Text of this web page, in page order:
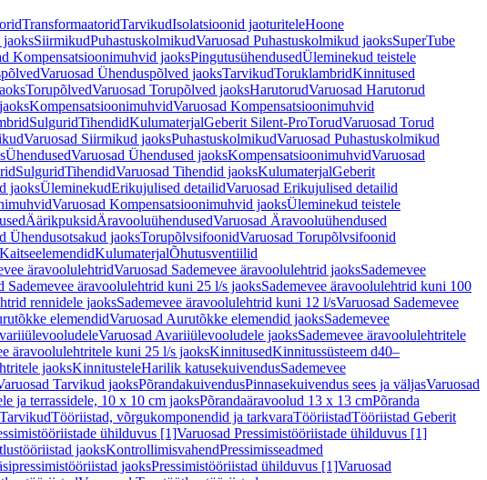
TransformaatoridTarvikudIsolatsioonid jaoturiteleHoone
jaoksSiirmikudPuhastuskolmikudVaruosad Puhastuskolmikud jaoksSuperTube
Kompensatsioonimuhvid jaoksPingutusühendusedÜleminekud teistele
Varuosad Ühenduspõlved jaoksTarvikudToruklambridKinnitused
TorupõlvedVaruosad Torupõlved jaoksHarutorudVaruosad Harutorud
KompensatsioonimuhvidVaruosad Kompensatsioonimuhvid
SulguridTihendidKulumaterjalGeberit Silent-ProTorudVaruosad Torud
Varuosad Siirmikud jaoksPuhastuskolmikudVaruosad Puhastuskolmikud
ÜhendusedVaruosad Ühendused jaoksKompensatsioonimuhvidVaruosad
SulguridTihendidVaruosad Tihendid jaoksKulumaterjalGeberit
jaoksÜleminekudErikujulised detailidVaruosad Erikujulised detailid
Varuosad Kompensatsioonimuhvid jaoksÜleminekud teistele
ÄärikpuksidÄravooluühendusedVaruosad Äravooluühendused
Ühendusotsakud jaoksTorupõlvsifoonidVaruosad Torupõlvsifoonid
KaitseelemendidKulumaterjalÕhutusventiilid
äravoolulehtridVaruosad Sademevee äravoolulehtrid jaoksSademevee
Sademevee äravoolulehtrid kuni 25 l/s jaoksSademevee äravoolulehtrid kuni 100
rennidele jaoksSademevee äravoolulehtrid kuni 12 l/sVaruosad Sademevee
elemendidVaruosad Aurutõkke elemendid jaoksSademevee
Varuosad Avariiülevooludele jaoksSademevee äravoolulehtritele
äravoolulehtritele kuni 25 l/s jaoksKinnitusedKinnitussüsteem d40–
jaoksKinnitusteleHarilik katusekuivendusSademevee
Tarvikud jaoksPõrandakuivendusPinnasekuivendus sees ja väljasVaruosad
ja terrassidele, 10 x 10 cm jaoksPõrandaäravoolud 13 x 13 cmPõranda
TarvikudTööriistad, võrgukomponendid ja tarkvaraTööriistadTööriistad Geberit
ühilduvus [1]Varuosad Pressimistööriistade ühilduvus [1]
jaoksKontrollimisvahendPressimisseadmed
jaoksPressimistööriistad ühilduvus [1]Varuosad